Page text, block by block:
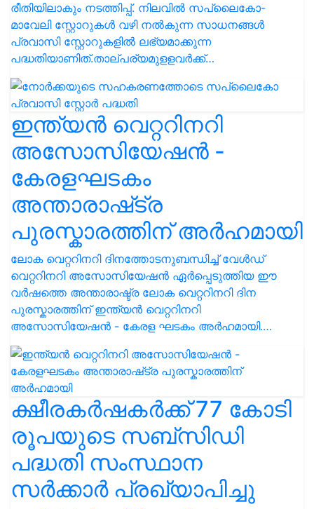
രീതിയിലാകും നടത്തിപ്പ്. നിലവില്‍ സപ്ലൈകോ-
മാവേലി സ്റ്റോറുകള്‍ വഴി നല്‍കുന്ന സാധനങ്ങള്‍
പ്രവാസി സ്റ്റോറുകളില്‍ ലഭ്യമാക്കുന്ന
പദ്ധതിയാണിത്.താല്പര്യമുളളവര്‍ക്ക്…
ഇന്ത്യൻ വെറ്ററിനറി
അസോസിയേഷൻ -
കേരളഘടകം
അന്താരാഷ്‌ട്ര
പുരസ്കാരത്തിന് അർഹമായി
ലോക വെറ്ററിനറി ദിനത്തോടനുബന്ധിച്ച് വേൾഡ്
വെറ്ററിനറി അസോസിയേഷൻ ഏർപ്പെടുത്തിയ ഈ
വർഷത്തെ അന്താരാഷ്ട്ര ലോക വെറ്ററിനറി ദിന
പുരസ്കാരത്തിന് ഇന്ത്യൻ വെറ്ററിനറി
അസോസിയേഷൻ - കേരള ഘടകം അർഹമായി.…
ക്ഷീ​ര​ക​ർ​ഷ​ക​ര്‍ക്ക് 77 കോ​ടി
രൂ​പ​യു​ടെ സ​ബ്സി​ഡി
പദ്ധതി സംസ്ഥാന
സര്‍ക്കാര്‍ പ്രഖ്യാപിച്ചു